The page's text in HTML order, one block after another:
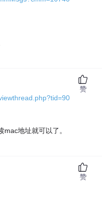
地址就可以了。
赞
赞